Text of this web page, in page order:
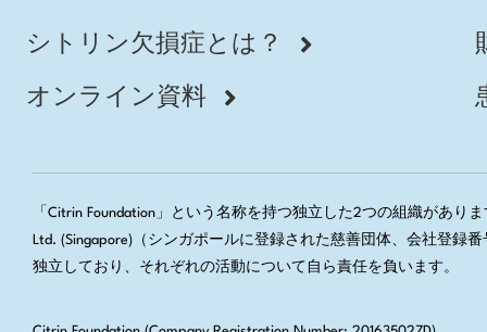
シトリン欠損症とは？
オンライン資料
「Citrin Foundation」という名称を持つ独立した2つの組織があり
Ltd. (Singapore)（シンガポールに登録された慈善団体、会社登
独立しており、それぞれの活動について自ら責任を負います。